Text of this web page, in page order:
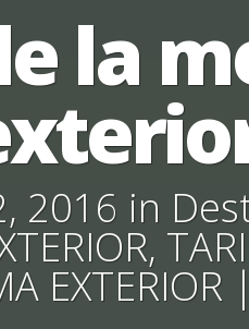
la
2016 in
,
EXTERIOR |